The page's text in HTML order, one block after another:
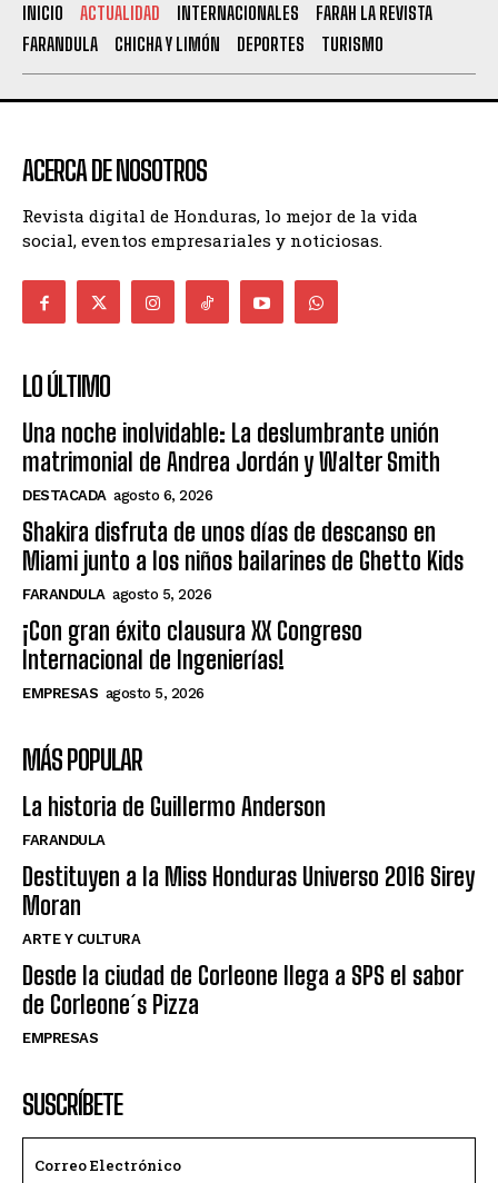
INICIO ACTUALIDAD INTERNACIONALES
FARAH LA REVISTA
FARANDULA
CHICHA Y LIMÓN DEPORTES TURISMO
ACERCA DE NOSOTROS
Revista digital de Honduras, lo mejor de la vida
social, eventos empresariales y noticiosas.
LO ÚLTIMO
Una noche inolvidable: La deslumbrante unión
matrimonial de Andrea Jordán y Walter Smith
DESTACADA agosto 6, 2026
Shakira disfruta de unos días de descanso en
Miami junto a los niños bailarines de Ghetto Kids
FARANDULA agosto 5, 2026
¡Con gran éxito clausura XX Congreso
Internacional de Ingenierías!
EMPRESAS agosto 5, 2026
MÁS POPULAR
La historia de Guillermo Anderson
FARANDULA
Destituyen a la Miss Honduras Universo 2016 Sirey
Moran
ARTE Y CULTURA
Desde la ciudad de Corleone llega a SPS el sabor
de Corleone´s Pizza
EMPRESAS
SUSCRÍBETE